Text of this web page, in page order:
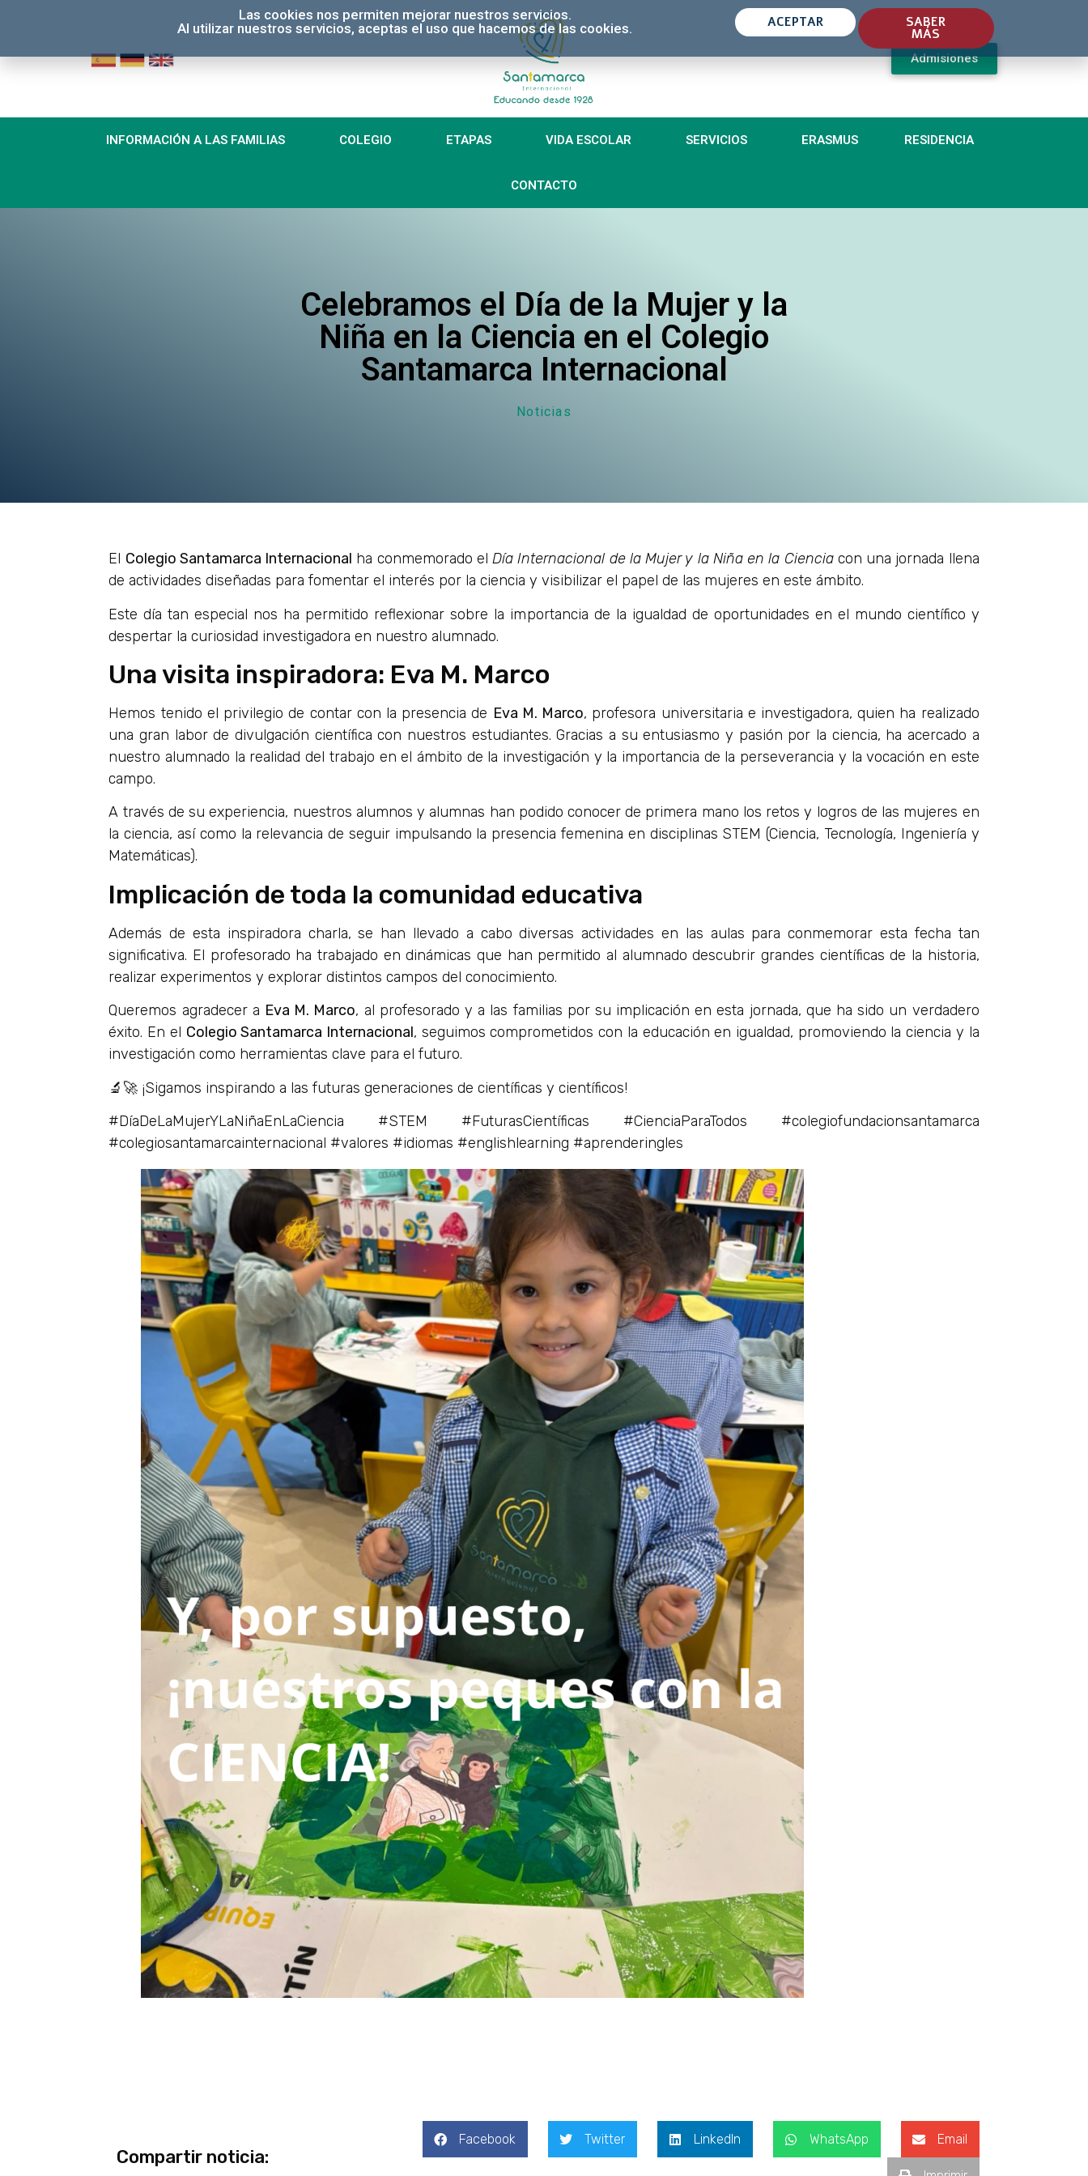
Admisiones
INFORMACIÓN A LAS FAMILIAS COLEGIO ETAPAS VIDA ESCOLAR SERVICIOS ERASMUS RESIDENCIA
CONTACTO
Celebramos el Día de la Mujer y la
Niña en la Ciencia en el Colegio
Santamarca Internacional
Noticias
El Colegio Santamarca Internacional ha conmemorado elDía Internacional de la Mujer y la Niña en la Cienciacon una jornada llena
de actividades diseñadas para fomentar el interés por la ciencia y visibilizar el papel de las mujeres en este ámbito.
Este día tan especial nos ha permitido reflexionar sobre la importancia de la igualdad de oportunidades en el mundo científico y
despertar la curiosidad investigadora en nuestro alumnado.
Una visita inspiradora: Eva M. Marco
Hemos tenido el privilegio de contar con la presencia de Eva M. Marco, profesora universitaria e investigadora, quien ha realizado
una gran labor de divulgación científica con nuestros estudiantes. Gracias a su entusiasmo y pasión por la ciencia, ha acercado a
nuestro alumnado la realidad del trabajo en el ámbito de la investigación y la importancia de la perseverancia y la vocación en este
campo.
A través de su experiencia, nuestros alumnos y alumnas han podido conocer de primera mano los retos y logros de las mujeres en
la ciencia, así como la relevancia de seguir impulsando la presencia femenina en disciplinas STEM (Ciencia, Tecnología, Ingeniería y
Matemáticas).
Implicación de toda la comunidad educativa
Además de esta inspiradora charla, se han llevado a cabo diversas actividades en las aulas para conmemorar esta fecha tan
significativa. El profesorado ha trabajado en dinámicas que han permitido al alumnado descubrir grandes científicas de la historia,
realizar experimentos y explorar distintos campos del conocimiento.
Queremos agradecer a Eva M. Marco, al profesorado y a las familias por su implicación en esta jornada, que ha sido un verdadero
éxito. En el Colegio Santamarca Internacional, seguimos comprometidos con la educación en igualdad, promoviendo la ciencia y la
investigación como herramientas clave para el futuro.
🔬🚀 ¡Sigamos inspirando a las futuras generaciones de científicas y científicos!
#DíaDeLaMujerYLaNiñaEnLaCiencia #STEM #FuturasCientíficas #CienciaParaTodos #colegiofundacionsantamarca
#colegiosantamarcainternacional #valores #idiomas #englishlearning #aprenderingles
Compartir noticia:
Facebook Twitter LinkedIn WhatsApp Email
Las cookies nos permiten mejorar nuestros servicios.
Al utilizar nuestros servicios, aceptas el uso que hacemos de las cookies.
ACEPTAR SABER
MÁS